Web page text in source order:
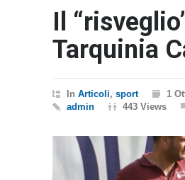
Il
Tarquinia
In Articoli, sport
1
admin
443 Views